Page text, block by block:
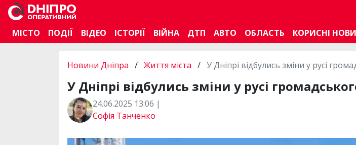
МІСТО
ПОДІЇ ВІДЕО ІСТОРІЇ ВІЙНА ДТП АВТО ОБЛАСТЬ КОРИСНІ
Новини Дніпра / Життя міста / У Дніпрі відбулись зміни у русі
У Дніпрі відбулись зміни у русі
24.06.2025 13:06 |
Софія Танченко